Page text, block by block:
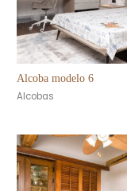
Alcoba modelo 6
Alcobas